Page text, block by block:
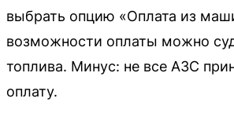
выбрать опцию «Оплата из
возможности оплаты можно
топлива. Минус: не все АЗС
оплату.